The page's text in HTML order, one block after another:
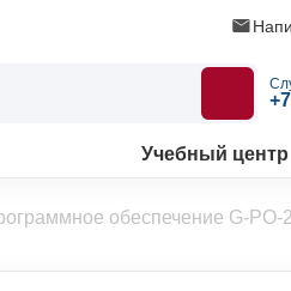
Учебный центр
обеспечение G-PO-